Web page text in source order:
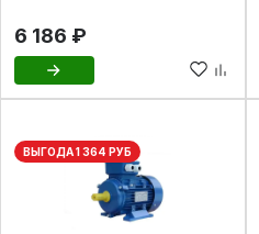
6 186 ₽
ВЫГОДА 1 364 РУБ